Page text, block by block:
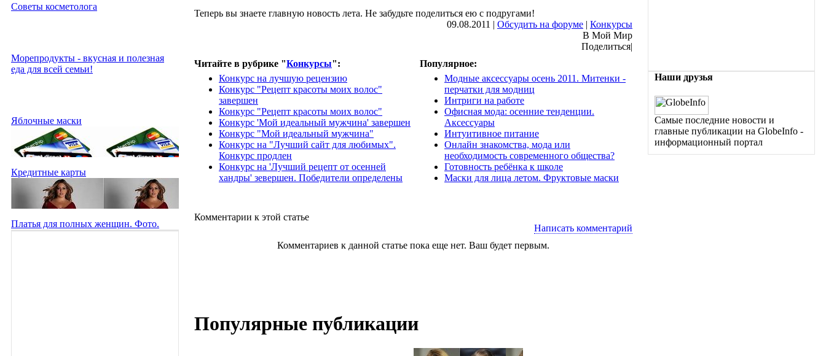
Советы косметолога
Морепродукты - вкусная и полезная
еда для всей семьи!
Яблочные маски
Кредитные карты
Платья для полных женщин. Фото.
Теперь вы знаете главную новость лета. Не забудьте поделиться ею с подругами!
09.08.2011 | Обсудить на форуме | Конкурсы
В Мой Мир
Поделиться|
Читайте в рубрике "Конкурсы":
Конкурс на лучшую рецензию
Конкурс "Рецепт красоты моих волос"
завершен
Конкурс "Рецепт красоты моих волос"
Конкурс 'Мой идеальный мужчина' завершен
Конкурс "Мой идеальный мужчина"
Конкурс на "Лучший сайт для любимых".
Конкурс продлен
Конкурс на 'Лучший рецепт от осенней
хандры' зевершен. Победители определены
Популярное:
Модные аксессуары осень 2011. Митенки -
перчатки для модниц
Интриги на работе
Офисная мода: осенние тенденции.
Аксессуары
Интуитивное питание
Онлайн знакомства, мода или
необходимость современного общества?
Готовность ребёнка к школе
Маски для лица летом. Фруктовые маски
Комментарии к этой статье
Написать комментарий
Комментариев к данной статье пока еще нет. Ваш будет первым.
Популярные публикации
Наши друзья
Самые последние новости и
главные публикации на GlobeInfo -
информационный портал